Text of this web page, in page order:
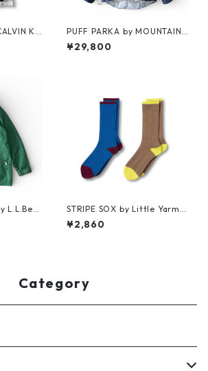
KL
PUFF PARKA by MOUNTAIN
RESEARCH
¥29,800
L.L.Bea
STRIPE SOX by Little Yarmo
uth
¥2,860
Category